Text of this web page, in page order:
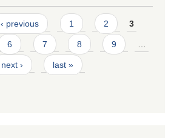
‹ previous 1 2 3
6 7 8 9
next › last »